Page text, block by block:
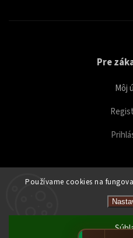
Používame cookies na
Pre
Môj
Upraviť